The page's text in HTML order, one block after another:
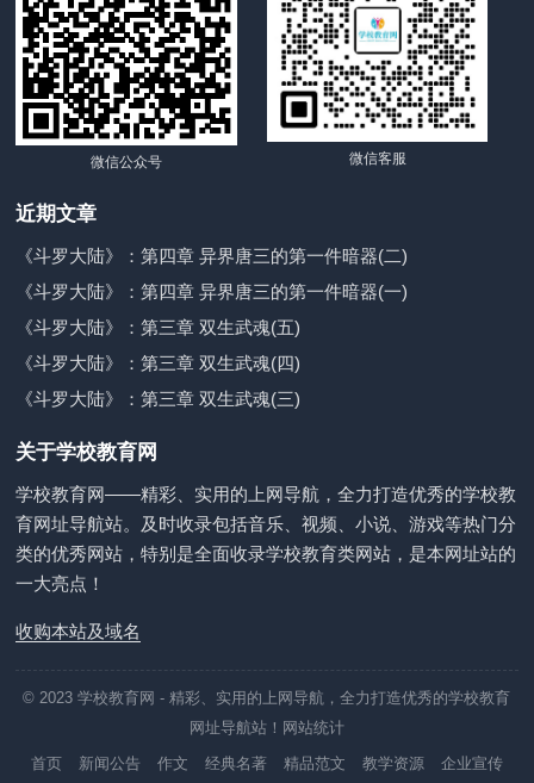
微信公众号 微信客服
近期文章
《斗罗大陆》：第四章 异界唐三的第一件暗器(二)
《斗罗大陆》：第四章 异界唐三的第一件暗器(一)
《斗罗大陆》：第三章 双生武魂(五)
《斗罗大陆》：第三章 双生武魂(四)
《斗罗大陆》：第三章 双生武魂(三)
关于学校教育网
学校教育网——精彩、实用的上网导航，全力打造优秀的学校教
育网址导航站。及时收录包括音乐、视频、小说、游戏等热门分
类的优秀网站，特别是全面收录学校教育类网站，是本网址站的
一大亮点！
收购本站及域名
© 2023学校教育网 - 精彩、实用的上网导航，全力打造优秀的学校教育
网址导航站！ 网站统计
首页
新闻公告 作文 经典名著 精品范文 教学资源 企业宣传